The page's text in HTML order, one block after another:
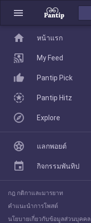
menu
home
Pantip Pick
Explore
home หน้าแรก
My Feed
Pantip Pick
Pantip Hitz
Explore
แลกพอยต์
กิจกรรมพันทิป
กฎ กติกาและมารยาท
คำแนะนำการโพสต์
นโยบายเกี่ยวกับข้อมูลส่วนบุคคล